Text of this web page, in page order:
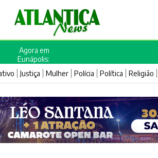
Agora em
Eunápolis:
Justiça Mulher Polícia Política Religião